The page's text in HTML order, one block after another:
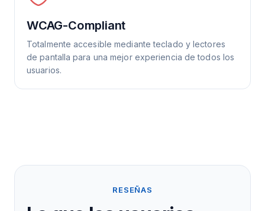
WCAG-Compliant
Totalmente accesible mediante teclado y lectores
de pantalla para una mejor experiencia de todos los
usuarios.
RESEÑAS